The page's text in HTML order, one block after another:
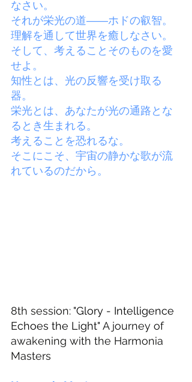
なさい。
それが栄光の道――ホドの叡智。
理解を通して世界を癒しなさい。
そして、考えることそのものを愛
せよ。
知性とは、光の反響を受け取る
器。
栄光とは、あなたが光の通路とな
るとき生まれる。
考えることを恐れるな。
そこにこそ、宇宙の静かな歌が流
れているのだから。
8th session: "Glory - Intelligence
Echoes the Light" A journey of
awakening with the Harmonia
Masters